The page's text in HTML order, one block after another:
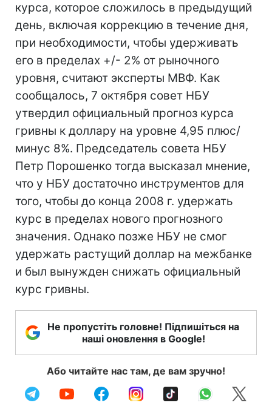
курса, которое сложилось в предыдущий
день, включая коррекцию в течение дня,
при необходимости, чтобы удерживать
его в пределах +/- 2% от рыночного
уровня, считают эксперты МВФ. Как
сообщалось, 7 октября совет НБУ
утвердил официальный прогноз курса
гривны к доллару на уровне 4,95 плюс/
минус 8%. Председатель совета НБУ
Петр Порошенко тогда высказал мнение,
что у НБУ достаточно инструментов для
того, чтобы до конца 2008 г. удержать
курс в пределах нового прогнозного
значения. Однако позже НБУ не смог
удержать растущий доллар на межбанке
и был вынужден снижать официальный
курс гривны.
Не пропустіть головне! Підпишіться на
наші оновлення в Google!
Або читайте нас там, де вам зручно!